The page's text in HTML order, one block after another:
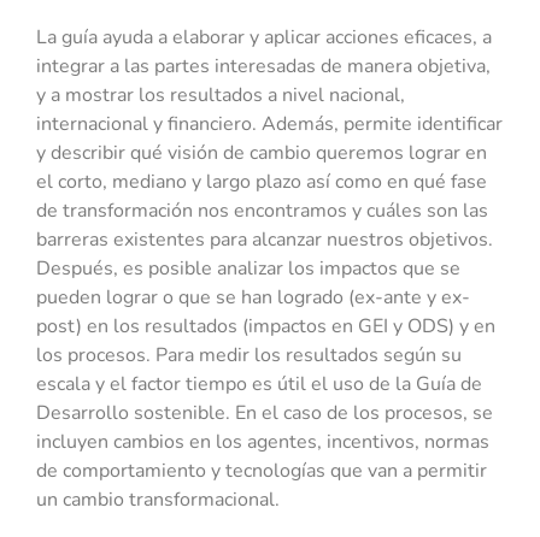
La guía ayuda a elaborar y aplicar acciones eficaces, a
integrar a las partes interesadas de manera objetiva,
y a mostrar los resultados a nivel nacional,
internacional y financiero. Además, permite identificar
y describir qué visión de cambio queremos lograr en
el corto, mediano y largo plazo así como en qué fase
de transformación nos encontramos y cuáles son las
barreras existentes para alcanzar nuestros objetivos.
Después, es posible analizar los impactos que se
pueden lograr o que se han logrado (ex-ante y ex-
post) en los resultados (impactos en GEI y ODS) y en
los procesos. Para medir los resultados según su
escala y el factor tiempo es útil el uso de la Guía de
Desarrollo sostenible. En el caso de los procesos, se
incluyen cambios en los agentes, incentivos, normas
de comportamiento y tecnologías que van a permitir
un cambio transformacional.